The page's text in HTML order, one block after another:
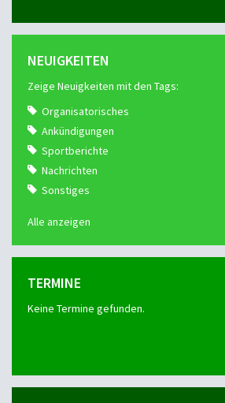
NEUIGKEITEN
Zeige Neuigkeiten mit den Tags:
Organisatorisches
Ankündigungen
Sportberichte
Nachrichten
Sonstiges
Alle anzeigen
TERMINE
Keine Termine gefunden.